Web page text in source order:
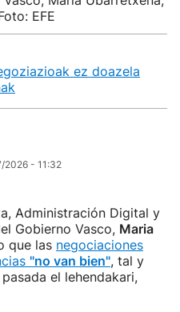
EFE
ez doazela
2026 - 11:32
Administración Digital y
Gobierno Vasco, Maria
que las negociaciones
"no van bien", tal y
el lehendakari,